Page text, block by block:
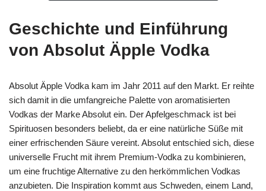
Geschichte und Einführung
von Absolut Äpple Vodka
Absolut Äpple Vodka kam im Jahr 2011 auf den Markt. Er reihte
sich damit in die umfangreiche Palette von aromatisierten
Vodkas der Marke Absolut ein. Der Apfelgeschmack ist bei
Spirituosen besonders beliebt, da er eine natürliche Süße mit
einer erfrischenden Säure vereint. Absolut entschied sich, diese
universelle Frucht mit ihrem Premium-Vodka zu kombinieren,
um eine fruchtige Alternative zu den herkömmlichen Vodkas
anzubieten. Die Inspiration kommt aus Schweden, einem Land,